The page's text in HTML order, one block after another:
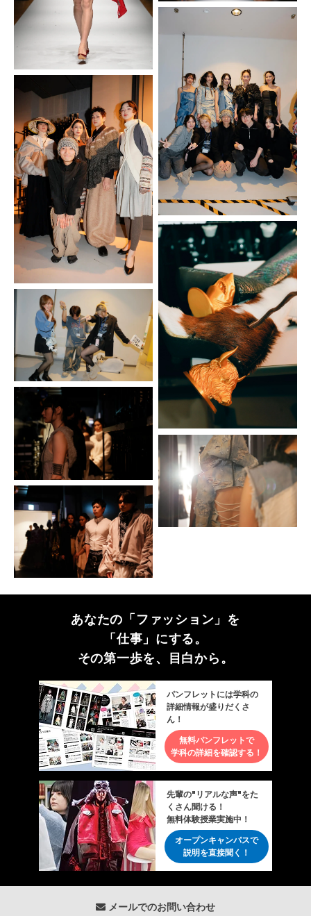
あなたの「ファッション」を
「仕事」にする。
その第一歩を、目白から。
パンフレットには学科の
詳細情報が盛りだくさ
ん！
無料パンフレットで
学科の詳細を確認する！
先輩の"リアルな声"をた
くさん聞ける！
無料体験授業実施中！
オープンキャンパスで
説明を直接聞く！
メールでのお問い合わせ